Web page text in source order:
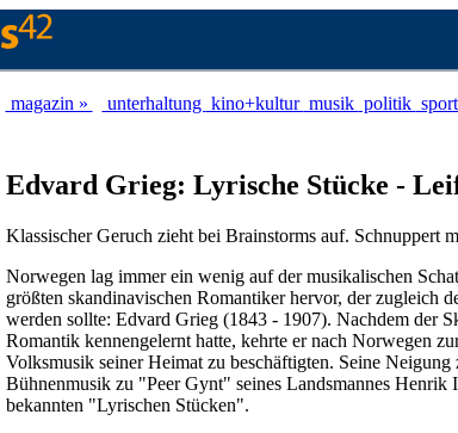
magazin » unterhaltung kino+kultur musik politik sport
Edvard Grieg: Lyrische Stücke -
Klassischer Geruch zieht bei Brainstorms auf. Schnuppert
Norwegen lag immer ein wenig auf der musikalischen
größten skandinavischen Romantiker hervor, der zugleich
werden sollte: Edvard Grieg (1843 - 1907). Nachdem der
Romantik kennengelernt hatte, kehrte er nach Norwegen
Volksmusik seiner Heimat zu beschäftigten. Seine
Bühnenmusik zu "Peer Gynt" seines Landsmannes
bekannten "Lyrischen Stücken".